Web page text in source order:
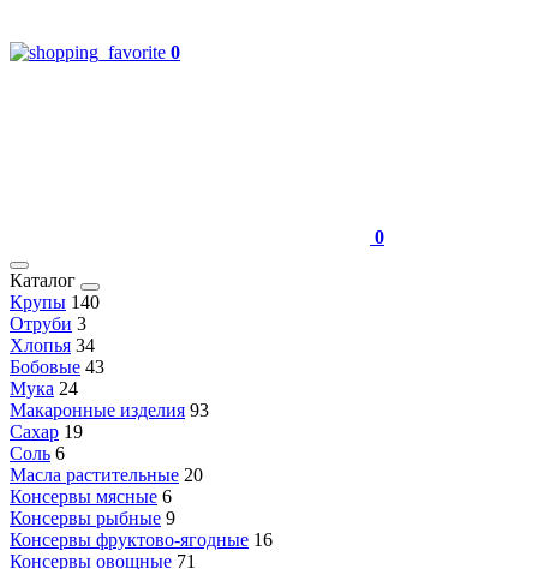
0
0
Каталог
Крупы 140
Отруби 3
Хлопья 34
Бобовые 43
Мука 24
Макаронные изделия 93
Сахар 19
Соль 6
Масла растительные 20
Консервы мясные 6
Консервы рыбные 9
Консервы фруктово-ягодные 16
Консервы овощные 71